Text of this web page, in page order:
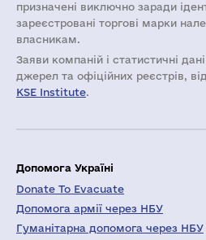
призначені виключно заради
зареєстровані торгові марки
власникам.
Заяви компаній i статистичні дані
джерел та офіційних реєстрів,
KSE Institute.
Допомога Україні
Donate To Evacuate
Допомога армії через НБУ
Гуманітарна допомога через НБУ